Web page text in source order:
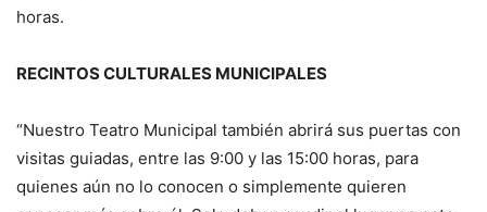
horas.
RECINTOS CULTURALES MUNICIPALES
“Nuestro Teatro Municipal también abrirá sus puertas con
visitas guiadas, entre las 9:00 y las 15:00 horas, para
quienes aún no lo conocen o simplemente quieren